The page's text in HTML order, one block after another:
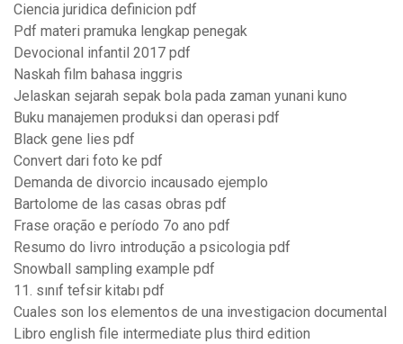
Ciencia juridica definicion pdf
Pdf materi pramuka lengkap penegak
Devocional infantil 2017 pdf
Naskah film bahasa inggris
Jelaskan sejarah sepak bola pada zaman yunani kuno
Buku manajemen produksi dan operasi pdf
Black gene lies pdf
Convert dari foto ke pdf
Demanda de divorcio incausado ejemplo
Bartolome de las casas obras pdf
Frase oração e período 7o ano pdf
Resumo do livro introdução a psicologia pdf
Snowball sampling example pdf
11. sınıf tefsir kitabı pdf
Cuales son los elementos de una investigacion documental
Libro english file intermediate plus third edition